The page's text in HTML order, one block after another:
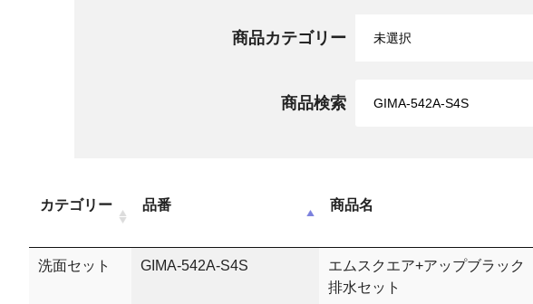
商品カテゴリー
商品検索
カテゴリー 品番 商品名
洗面セット GIMA-542A-S4S
エムスクエア+アップブラッ
排水セット